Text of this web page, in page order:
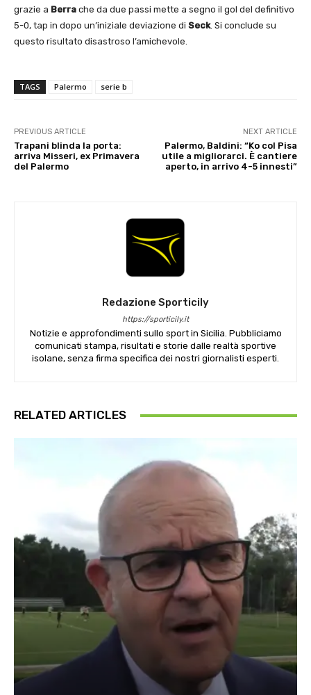
grazie a Berra che da due passi mette a segno il gol del definitivo
5-0, tap in dopo un’iniziale deviazione di Seck. Si conclude su
questo risultato disastroso l’amichevole.
TAGS Palermo serie b
PREVIOUS ARTICLE
Trapani blinda la porta:
arriva Misseri, ex Primavera
del Palermo
NEXT ARTICLE
Palermo, Baldini: “Ko col Pisa
utile a migliorarci. È cantiere
aperto, in arrivo 4-5 innesti”
Redazione Sporticily
https://sporticily.it
Notizie e approfondimenti sullo sport in Sicilia. Pubbliciamo
comunicati stampa, risultati e storie dalle realtà sportive
isolane, senza firma specifica dei nostri giornalisti esperti.
RELATED ARTICLES